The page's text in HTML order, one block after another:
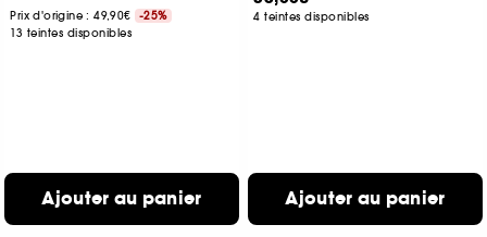
Prix d'origine : 49,90€
-25%
13 teintes disponibles
Ajouter au panier
4 teintes disponibles
Ajouter au panier